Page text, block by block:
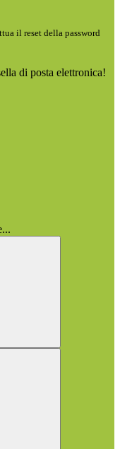
il reset della password
di posta elettronica!